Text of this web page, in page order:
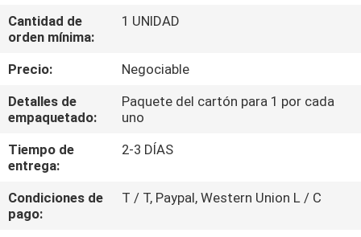
RECORRIDO
LA
FÁBRICA
CONTROL
DE
CALIDAD
Cantidad de
orden mínima:
1 UNIDAD
Precio:
Negociable
Detalles de
empaquetado:
Paquete del cartón para 1 por cada
uno
Tiempo de
entrega:
2-3 DÍAS
Condiciones de
pago:
T / T, Paypal, Western Union L / C